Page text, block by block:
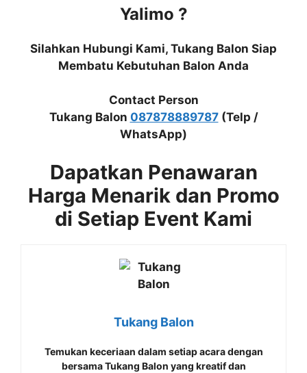
Yalimo ?
Silahkan Hubungi Kami, Tukang Balon Siap
Membatu Kebutuhan Balon Anda
Contact Person
Tukang Balon 087878889787(Telp /
WhatsApp)
Dapatkan Penawaran
Harga Menarik dan Promo
di Setiap Event Kami
Tukang Balon
Temukan keceriaan dalam setiap acara dengan
bersamaTukang Balon yang kreatif dan